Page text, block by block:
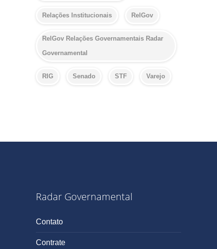
Relações Institucionais RelGov
RelGov Relações Governamentais Radar
Governamental
RIG Senado STF Varejo
Radar Governamental
Contato
Contrate